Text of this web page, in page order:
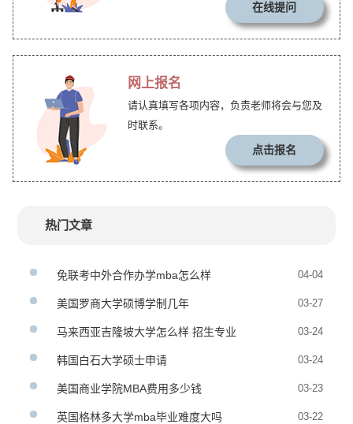
在线提问
网上报名
请认真填写各项内容，负责老师将会与您及
时联系。
点击报名
热门文章
免联考中外合作办学mba怎么样 04-04
美国罗商大学硕博学制几年 03-27
马来西亚吉隆坡大学怎么样 招生专业 03-24
韩国白石大学硕士申请 03-24
美国商业学院MBA费用多少钱 03-23
英国格林多大学mba毕业难度大吗 03-22